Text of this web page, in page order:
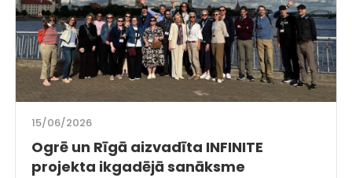
15/06/2026
Ogrē un Rīgā aizvadīta INFINITE
projekta ikgadējā sanāksme